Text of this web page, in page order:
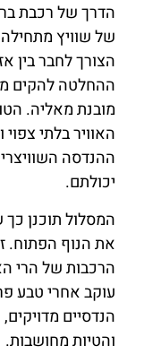
הדרך של רכבת
הצורך לחבר בין
ההחלטה להקים
מובנת מאליה.
האוויר בלתי
ההנדסה
יכולתם.
המסלול תוכנן
את הנוף הפתוח.
הרכבות של הרי
עוקב אחרי טבע
הנדסיים
והטיות מחושבות.